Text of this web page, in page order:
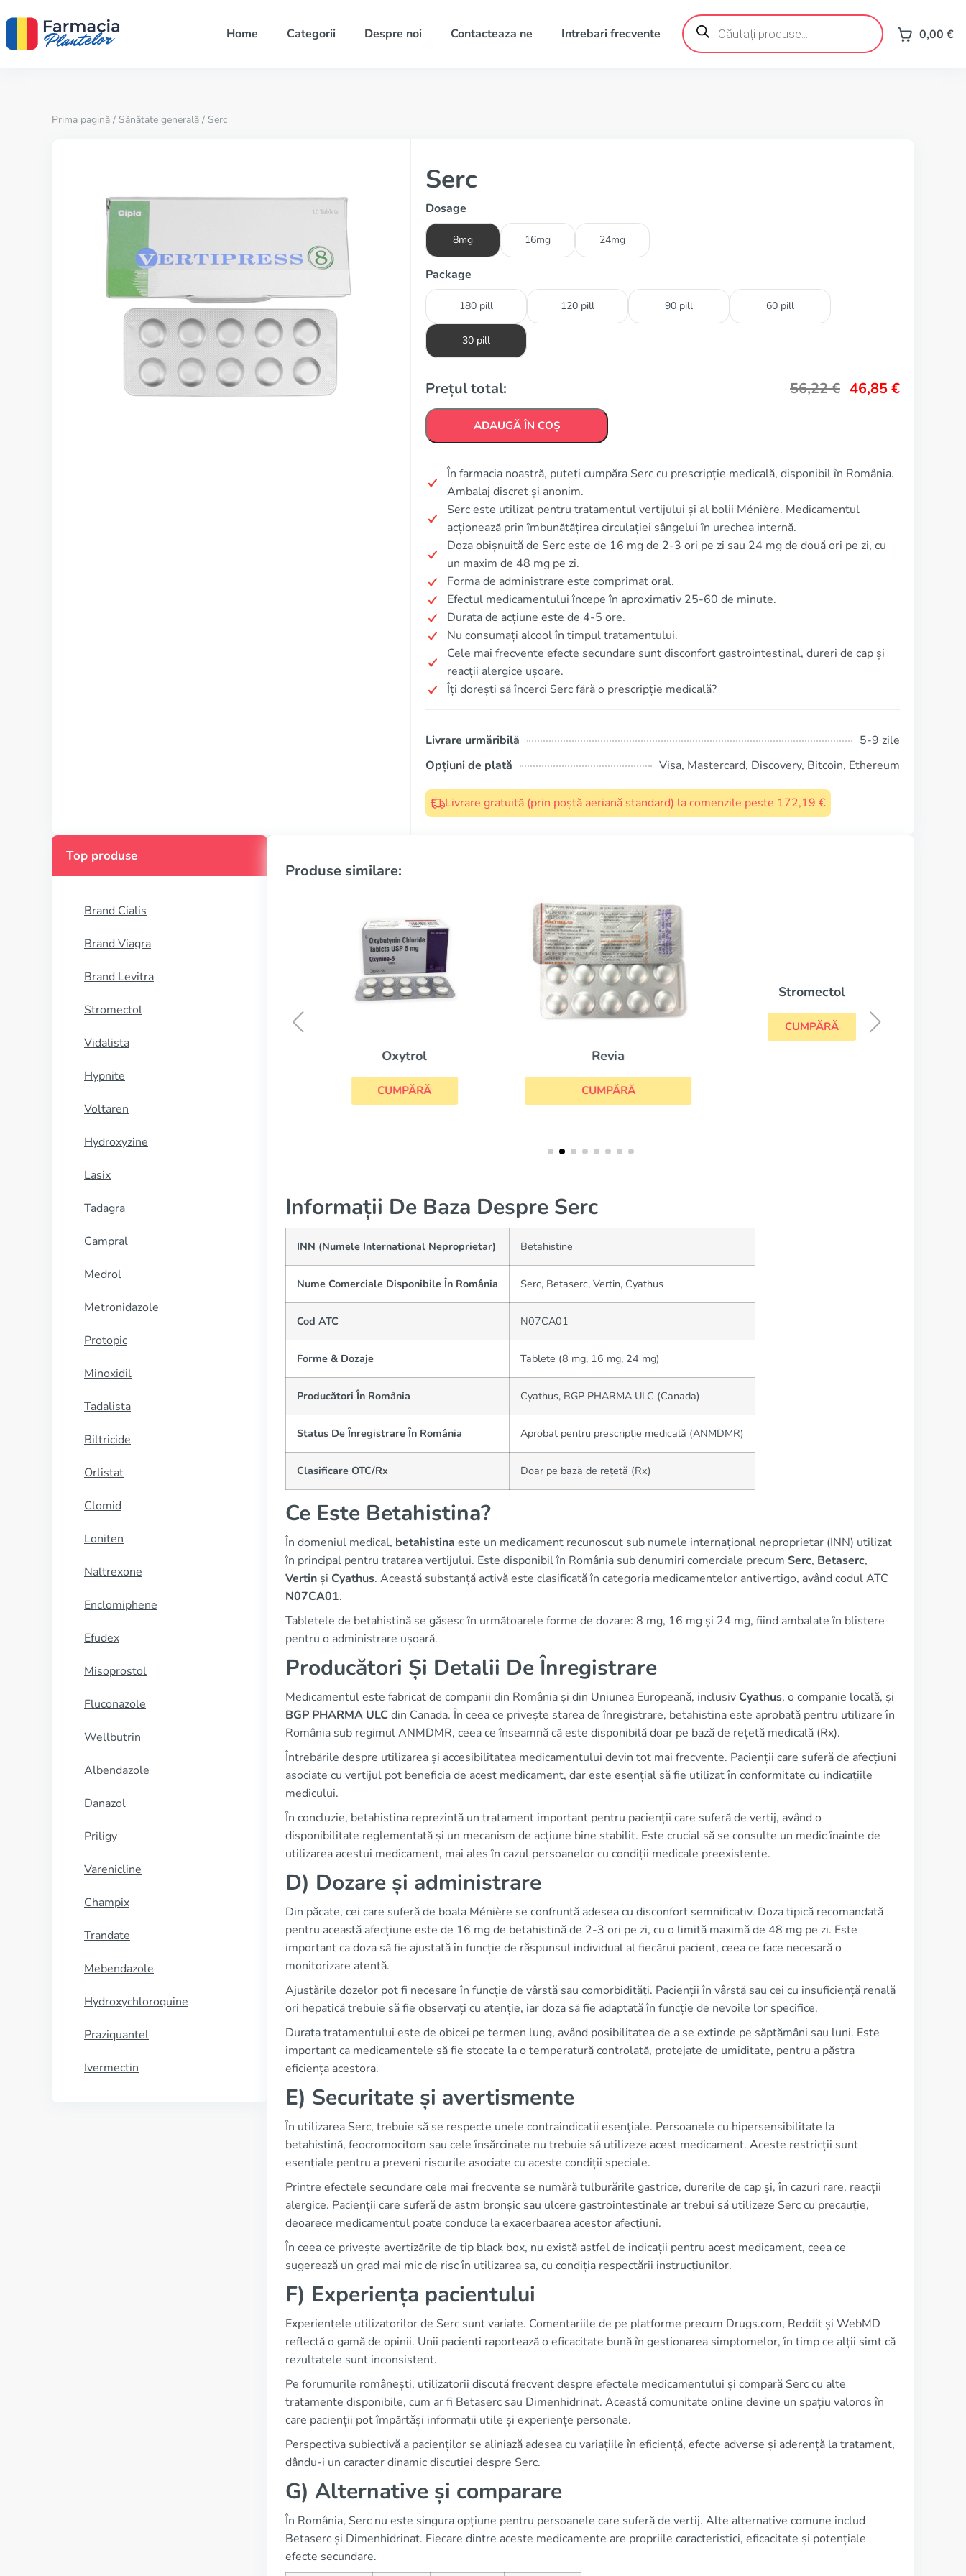
Home Categorii Despre noi Contacteaza ne Intrebari frecvente
Products
search 0,00 €
Prima pagină / Sănătate generală / Serc
Serc
Dosage
8mg 16mg 24mg
Package
180 pill 120 pill 90 pill 60 pill
30 pill
Prețul total: 56,22€ 46,85€
ADAUGĂ ÎN COȘ
În farmacia noastră, puteți cumpăra Serc cu prescripție medicală, disponibil în România.
Ambalaj discret și anonim.
Serc este utilizat pentru tratamentul vertijului și al bolii Ménière. Medicamentul
acționează prin îmbunătățirea circulației sângelui în urechea internă.
Doza obișnuită de Serc este de 16 mg de 2-3 ori pe zi sau 24 mg de două ori pe zi, cu
un maxim de 48 mg pe zi.
Forma de administrare este comprimat oral.
Efectul medicamentului începe în aproximativ 25-60 de minute.
Durata de acțiune este de 4-5 ore.
Nu consumați alcool în timpul tratamentului.
Cele mai frecvente efecte secundare sunt disconfort gastrointestinal, dureri de cap și
reacții alergice ușoare.
Îți dorești să încerci Serc fără o prescripție medicală?
Livrare urmăribilă
5-9 zile
Opțiuni de plată
Visa, Mastercard, Discovery, Bitcoin, Ethereum
Livrare gratuită (prin poștă aeriană standard) la comenzile peste 172,19 €
Top produse
Brand Cialis
Brand Viagra
Brand Levitra
Stromectol
Vidalista
Hypnite
Voltaren
Hydroxyzine
Lasix
Tadagra
Campral
Medrol
Metronidazole
Protopic
Minoxidil
Tadalista
Biltricide
Orlistat
Clomid
Loniten
Naltrexone
Enclomiphene
Efudex
Misoprostol
Fluconazole
Wellbutrin
Albendazole
Danazol
Priligy
Varenicline
Champix
Trandate
Mebendazole
Hydroxychloroquine
Praziquantel
Ivermectin
Produse similare:
Oxytrol
CUMPĂRĂ
Revia
CUMPĂRĂ
Stromectol
Informații De Baza Despre Serc
INN (Numele International Neproprietar) Betahistine
Nume Comerciale Disponibile În România Serc, Betaserc, Vertin, Cyathus
Cod ATC N07CA01
Forme & Dozaje Tablete (8 mg, 16 mg, 24 mg)
Producători În România Cyathus, BGP PHARMA ULC (Canada)
Status De Înregistrare În România Aprobat pentru prescripție medicală (ANMDMR)
Clasificare OTC/Rx Doar pe bază de rețetă (Rx)
Ce Este Betahistina?
În domeniul medical, betahistina este un medicament recunoscut sub numele internațional neproprietar (INN) utilizat
în principal pentru tratarea vertijului. Este disponibil în România sub denumiri comerciale precum Serc, Betaserc,
Vertin și Cyathus. Această substanță activă este clasificată în categoria medicamentelor antivertigo, având codul ATC
N07CA01.
Tabletele de betahistină se găsesc în următoarele forme de dozare: 8 mg, 16 mg și 24 mg, fiind ambalate în blistere
pentru o administrare ușoară.
Producători Și Detalii De Înregistrare
Medicamentul este fabricat de companii din România și din Uniunea Europeană, inclusiv Cyathus, o companie locală, și
BGP PHARMA ULCdin Canada. În ceea ce privește starea de înregistrare, betahistina este aprobată pentru utilizare în
România sub regimul ANMDMR, ceea ce înseamnă că este disponibilă doar pe bază de rețetă medicală (Rx).
Întrebările despre utilizarea și accesibilitatea medicamentului devin tot mai frecvente. Pacienții care suferă de afecțiuni
asociate cu vertijul pot beneficia de acest medicament, dar este esențial să fie utilizat în conformitate cu indicațiile
medicului.
În concluzie, betahistina reprezintă un tratament important pentru pacienții care suferă de vertij, având o
disponibilitate reglementată și un mecanism de acțiune bine stabilit. Este crucial să se consulte un medic înainte de
utilizarea acestui medicament, mai ales în cazul persoanelor cu condiții medicale preexistente.
D) Dozare și administrare
Din păcate, cei care suferă de boala Ménière se confruntă adesea cu disconfort semnificativ. Doza tipică recomandată
pentru această afecțiune este de 16 mg de betahistină de 2-3 ori pe zi, cu o limită maximă de 48 mg pe zi. Este
important ca doza să fie ajustată în funcție de răspunsul individual al fiecărui pacient, ceea ce face necesară o
monitorizare atentă.
Ajustările dozelor pot fi necesare în funcție de vârstă sau comorbidități. Pacienții în vârstă sau cei cu insuficiență renală
ori hepatică trebuie să fie observați cu atenție, iar doza să fie adaptată în funcție de nevoile lor specifice.
Durata tratamentului este de obicei pe termen lung, având posibilitatea de a se extinde pe săptămâni sau luni. Este
important ca medicamentele să fie stocate la o temperatură controlată, protejate de umiditate, pentru a păstra
eficiența acestora.
E) Securitate și avertismente
În utilizarea Serc, trebuie să se respecte unele contraindicatii esenţiale. Persoanele cu hipersensibilitate la
betahistină, feocromocitom sau cele însărcinate nu trebuie să utilizeze acest medicament. Aceste restricții sunt
esențiale pentru a preveni riscurile asociate cu aceste condiții speciale.
Printre efectele secundare cele mai frecvente se numără tulburările gastrice, durerile de cap şi, în cazuri rare, reacții
alergice. Pacienții care suferă de astm bronșic sau ulcere gastrointestinale ar trebui să utilizeze Serc cu precauție,
deoarece medicamentul poate conduce la exacerbaarea acestor afecțiuni.
În ceea ce privește avertizările de tip black box, nu există astfel de indicații pentru acest medicament, ceea ce
sugerează un grad mai mic de risc în utilizarea sa, cu condiția respectării instrucțiunilor.
F) Experiența pacientului
Experiențele utilizatorilor de Serc sunt variate. Comentariile de pe platforme precum Drugs.com, Reddit și WebMD
reflectă o gamă de opinii. Unii pacienți raportează o eficacitate bună în gestionarea simptomelor, în timp ce alții simt că
rezultatele sunt inconsistent.
Pe forumurile românești, utilizatorii discută frecvent despre efectele medicamentului și compară Serc cu alte
tratamente disponibile, cum ar fi Betaserc sau Dimenhidrinat. Această comunitate online devine un spațiu valoros în
care pacienții pot împărtăși informații utile și experiențe personale.
Perspectiva subiectivă a pacienților se aliniază adesea cu variațiile în eficiență, efecte adverse și aderență la tratament,
dându-i un caracter dinamic discuției despre Serc.
G) Alternative și comparare
În România, Serc nu este singura opțiune pentru persoanele care suferă de vertij. Alte alternative comune includ
Betaserc și Dimenhidrinat. Fiecare dintre aceste medicamente are propriile caracteristici, eficacitate și potențiale
efecte secundare.